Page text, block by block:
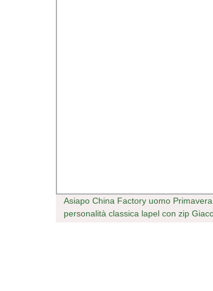
Asiapo China Factory uomo
personalità classica lapel con zip